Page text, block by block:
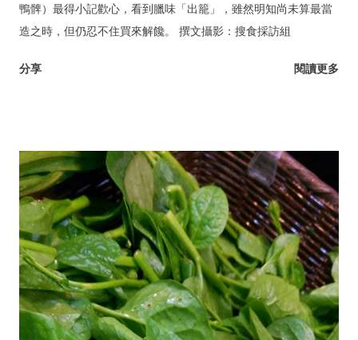
鴨髀）最得小記歡心，看到臘味「出籠」，雖然明知尚未算最當
造之時，但仍忍不住買來解饞。 撰文攝影：搜食採訪組
分享 閱讀更多